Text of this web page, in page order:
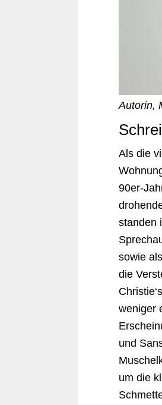
Autorin,
Als die
90er-
standen
sowie
die
weniger
und
um die